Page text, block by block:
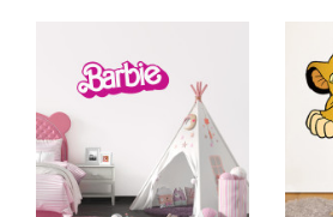
Klikni za detalje